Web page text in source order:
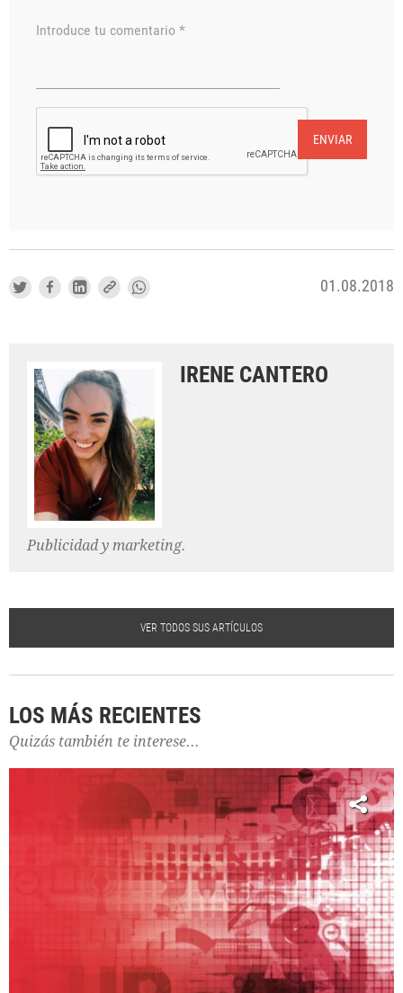
Introduce tu comentario *
ENVIAR
01.08.2018
IRENE CANTERO
Publicidad y marketing.
VER TODOS SUS ARTÍCULOS
LOS MÁS RECIENTES
Quizás también te interese...